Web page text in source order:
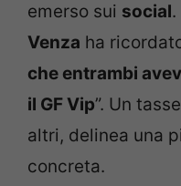
emerso sui social
Venza ha
che entrambi
il GF Vip”. Un
altri, delinea una
concreta.